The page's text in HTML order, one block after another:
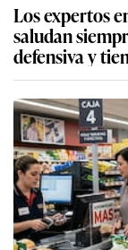
Los expertos
saludan
defensiva y